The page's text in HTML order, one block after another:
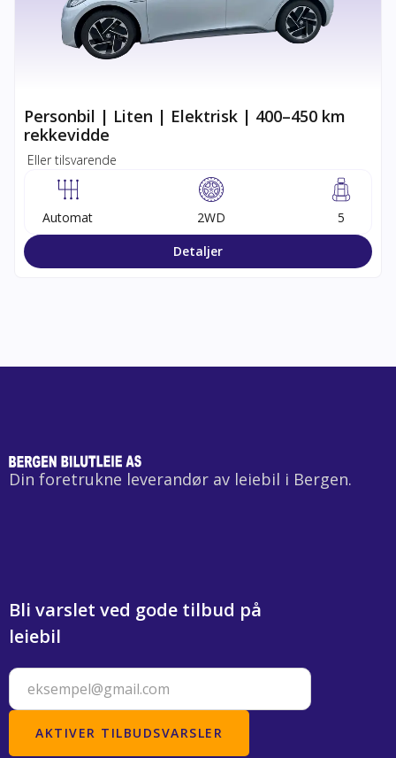
Personbil | Liten | Elektrisk | 400–450 km
rekkevidde
Eller tilsvarende
Automat 2WD
5
Detaljer
Din foretrukne leverandør av leiebil i Bergen.
Bli varslet ved gode tilbud på
leiebil